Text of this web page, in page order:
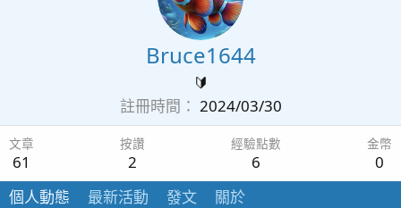
Bruce1644
🔰
註冊時間
2024/03/30
文章
61
按讚
2
經驗點數
6
金幣
0
個人動態
最新活動 發文 關於